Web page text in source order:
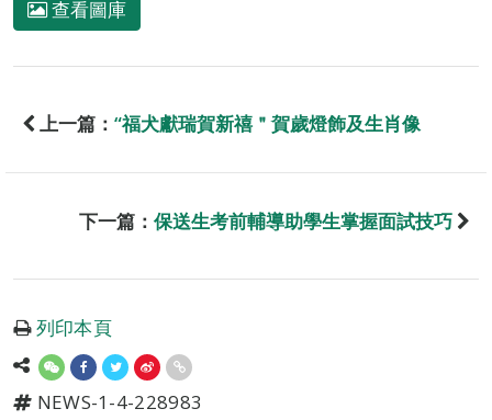
查看圖庫
上一篇： “福犬獻瑞賀新禧＂賀歲燈飾及生肖像
下一篇： 保送生考前輔導助學生掌握面試技巧
列印本頁
NEWS-1-4-228983